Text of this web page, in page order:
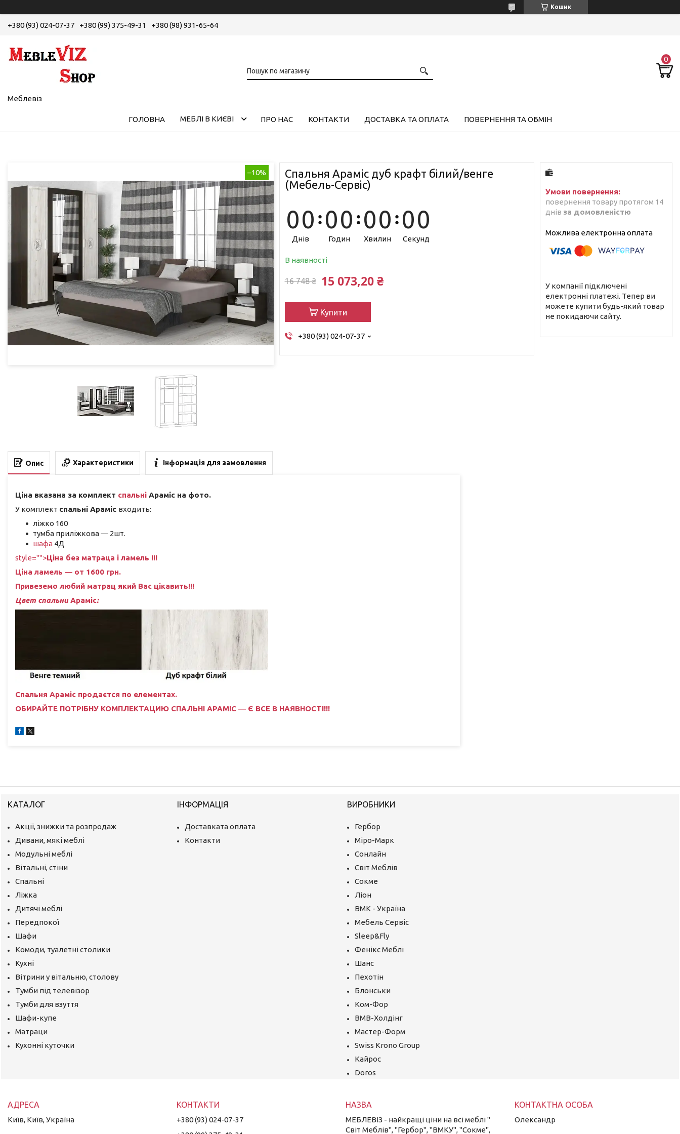
Кошик
+380 (93) 024-07-37 +380 (99) 375-49-31 +380 (98) 931-65-64
Меблевіз
ГОЛОВНА МЕБЛІ В КИЄВІ ПРО НАС КОНТАКТИ ДОСТАВКА ТА ОПЛАТА ПОВЕРНЕННЯ ТА ОБМІН
–10%
Спальня Араміс дуб крафт білий/венге
(Мебель-Сервіс)
00
Днів
00
Годин
00
Хвилин
00
Секунд
В наявності
16 748 ₴ 15 073,20 ₴
Купити
+380 (93) 024-07-37
повернення товару протягом 14
днів за домовленістю
У компанії підключені
електронні платежі. Тепер ви
можете купити будь-який товар
не покидаючи сайту.
Опис Характеристики Інформація для замовлення
Ціна вказана за комплект спальні Араміс на фото.
У комплект спальні Араміс входить:
ліжко 160
тумба приліжкова ― 2шт.
шафа 4Д
style="">Ціна без матраца і ламель !!!
Ціна ламель ― от 1600 грн.
Привеземо любий матрац який Вас цікавить!!!
Цвет спальниАраміс:
Спальня Араміс продаєтся по елементах.
ОБИРАЙТЕ ПОТРІБНУ КОМПЛЕКТАЦИЮ СПАЛЬНІ АРАМІС ― Є ВСЕ В НАЯВНОСТІ!!!
КАТАЛОГ
Акції, знижки та розпродаж
Дивани, мякі меблі
Модульні меблі
Вітальні, стіни
Спальні
Ліжка
Дитячі меблі
Передпокої
Шафи
Комоди, туалетні столики
Кухні
Вітрини у вітальню, столову
Тумби під телевізор
Тумби для взуття
Шафи-купе
Матраци
Кухонні куточки
ІНФОРМАЦІЯ
Доставката оплата
Контакти
ВИРОБНИКИ
Гербор
Міро-Марк
Сонлайн
Світ Меблів
Сокме
Ліон
ВМК - Україна
Мебель Сервіс
Sleep&Fly
Фенікс Меблі
Шанс
Пехотін
Блонськи
Ком-Фор
ВМВ-Холдінг
Мастер-Форм
Swiss Krono Group
Кайрос
Doros
Київ, Київ, Україна
+380 (93) 024-07-37
МЕБЛЕВІЗ - найкращі ціни на всі меблі "
Світ Меблів", "Гербор", "ВМКУ", "Сокме",
Олександр